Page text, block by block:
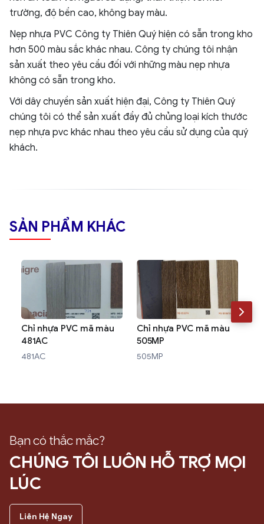
trường, độ bền cao, không bay màu.
Nẹp nhựa PVC Công ty Thiên Quý hiện có sẵn trong kho
hơn 500 màu sắc khác nhau. Công ty chúng tôi nhận
sản xuất theo yêu cầu đối với những màu nẹp nhựa
không có sẵn trong kho.
Với dây chuyền sản xuất hiện đại, Công ty Thiên Quý
chúng tôi có thể sản xuất đầy đủ chủng loại kích thước
nẹp nhựa pvc khác nhau theo yêu cầu sử dụng của quý
khách.
SẢN PHẨM KHÁC
Chỉ nhựa PVC mã màu
481AC
481AC
Chỉ nhựa PVC mã màu
505MP
505MP
Bạn có thắc mắc?
CHÚNG TÔI LUÔN HỖ TRỢ MỌI
LÚC
Liên Hệ Ngay